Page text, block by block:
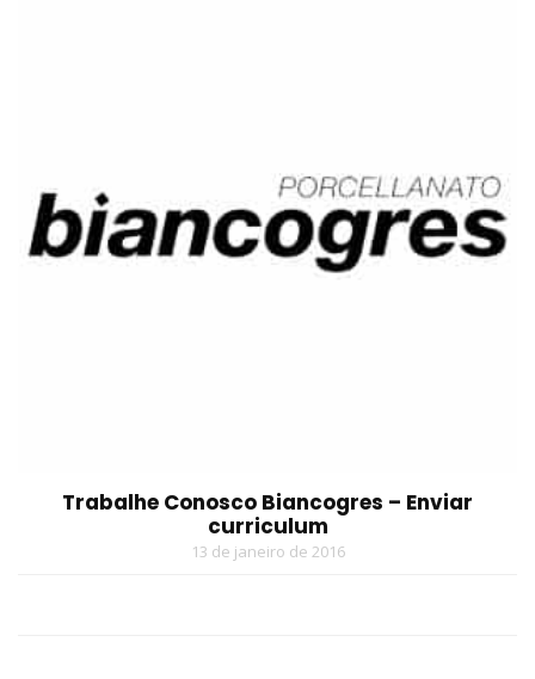
Trabalhe Conosco Biancogres – Enviar
curriculum
13 de janeiro de 2016